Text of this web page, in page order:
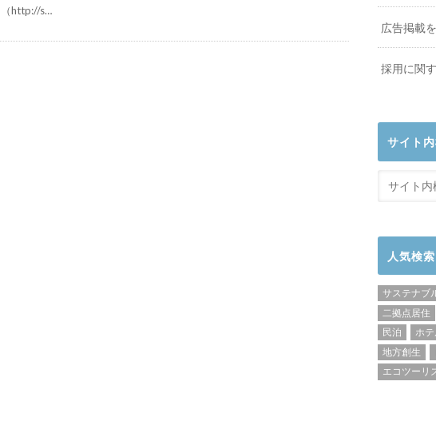
（http://s…
広告掲載
採用に関
サイト
人気検
サステナブ
二拠点居住
民泊
ホ
地方創生
エコツーリ